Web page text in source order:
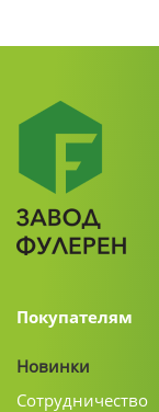
Покупателям
Новинки
Сотрудничество